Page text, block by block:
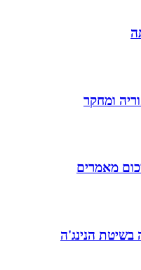
ומחקר
מאמרים
בשיטת הנינג'ה